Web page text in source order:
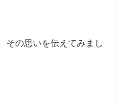
その思いを伝えてみまし